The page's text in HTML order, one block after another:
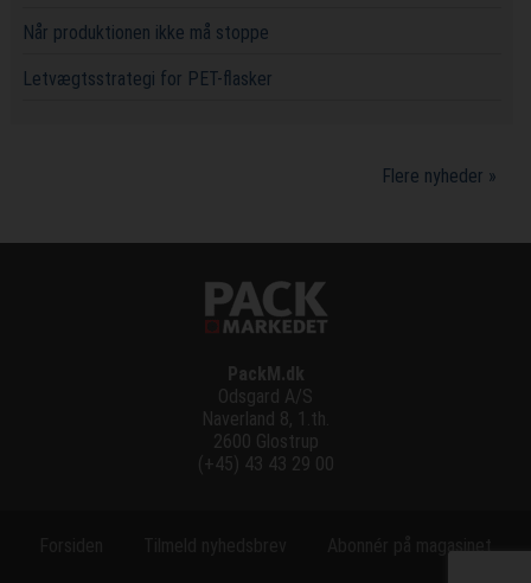
Når produktionen ikke må stoppe
Letvægtsstrategi for PET-flasker
Flere nyheder »
PackM.dk
Odsgard A/S
Naverland 8, 1.th.
2600 Glostrup
(+45) 43 43 29 00
Abonnér på magasinet